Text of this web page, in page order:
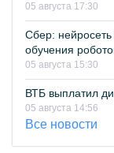
05 августа 17:30
Сбер: нейросеть
обучения
05 августа 15:30
ВТБ выплатил
05 августа 14:56
Все новости